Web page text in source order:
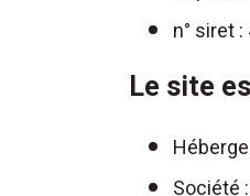
n° siret
Le site
Société